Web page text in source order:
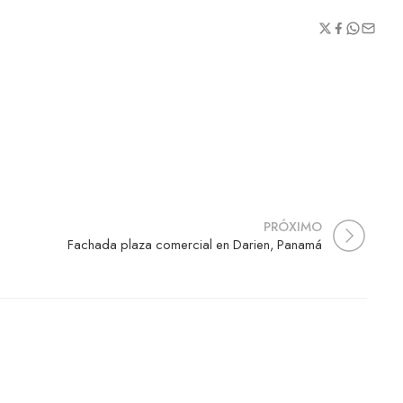
PRÓXIMO
Fachada plaza comercial en Darien, Panamá